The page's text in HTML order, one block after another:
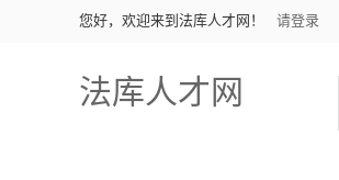
您好，欢迎来到法库人才网！ 请登录
法库人才网